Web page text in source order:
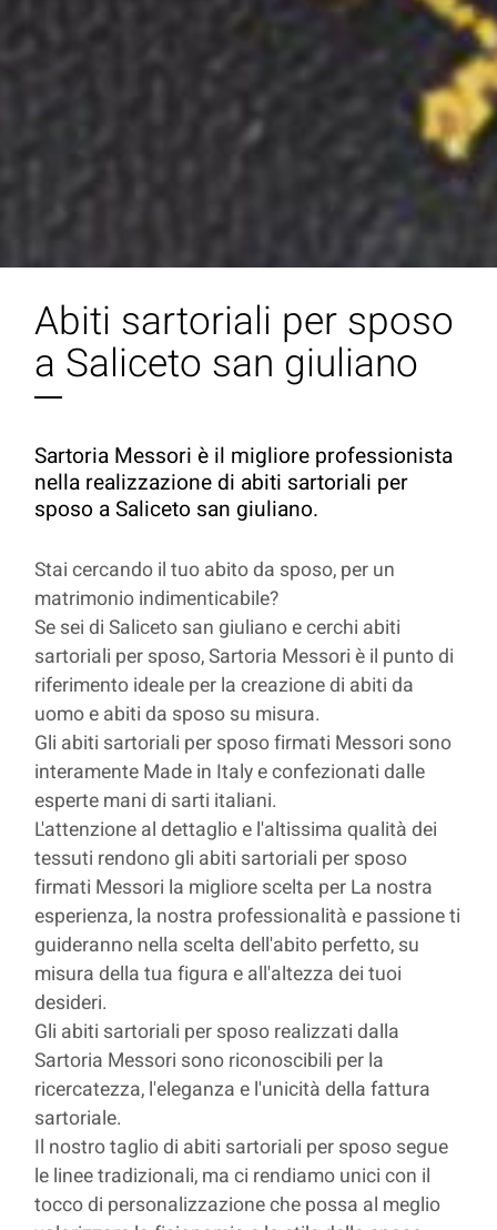
Abiti sartoriali per sposo
a Saliceto san giuliano
Sartoria Messori è il migliore professionista
nella realizzazione di abiti sartoriali per
sposo a Saliceto san giuliano.
Stai cercando il tuo abito da sposo, per un
matrimonio indimenticabile?
Se sei di Saliceto san giuliano e cerchi abiti
sartoriali per sposo, Sartoria Messori è il punto di
riferimento ideale per la creazione di abiti da
uomo e abiti da sposo su misura.
Gli abiti sartoriali per sposo firmati Messori sono
interamente Made in Italy e confezionati dalle
esperte mani di sarti italiani.
L'attenzione al dettaglio e l'altissima qualità dei
tessuti rendono gli abiti sartoriali per sposo
firmati Messori la migliore scelta per La nostra
esperienza, la nostra professionalità e passione ti
guideranno nella scelta dell'abito perfetto, su
misura della tua figura e all'altezza dei tuoi
desideri.
Gli abiti sartoriali per sposo realizzati dalla
Sartoria Messori sono riconoscibili per la
ricercatezza, l'eleganza e l'unicità della fattura
sartoriale.
Il nostro taglio di abiti sartoriali per sposo segue
le linee tradizionali, ma ci rendiamo unici con il
tocco di personalizzazione che possa al meglio